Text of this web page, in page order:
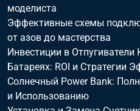
моделиста
Эффективные схемы
от азов до мастерства
Инвестиции в
Батареях: ROI и Стратегии
Солнечный Power Bank:
и Использованию